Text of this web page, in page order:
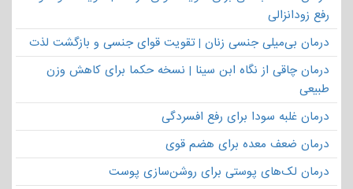
رفع زودانزالی
درمان بی‌میلی جنسی زنان | تقویت قوای جنسی و بازگشت لذت
درمان چاقی از نگاه ابن سینا | نسخه حکما برای کاهش وزن
طبیعی
درمان غلبه سودا برای رفع افسردگی
درمان ضعف معده برای هضم قوی
درمان لک‌های پوستی برای روشن‌سازی پوست